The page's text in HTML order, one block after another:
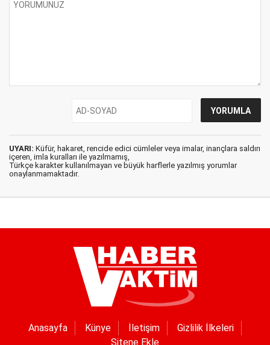
UYARI: Küfür, hakaret, rencide edici cümleler veya imalar, inançlara saldırı
içeren, imla kuralları ile yazılmamış,
Türkçe karakter kullanılmayan ve büyük harflerle yazılmış yorumlar
onaylanmamaktadır.
Anasayfa Künye İletişim
Gizlilik İlkeleri
Sitene Ekle